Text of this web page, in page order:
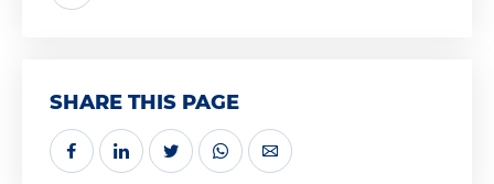
SHARE THIS PAGE